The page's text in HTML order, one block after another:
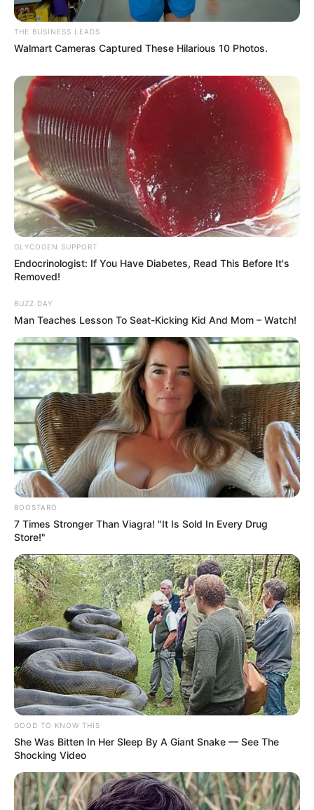
00:02 / 07 Avqust 2026 CƏMİYYƏT
7 avqustda bizi nələr gözləyir? —
ULDUZ FALI
103 0 0
23:56 / 06 Avqust 2026 HÜQUQ
Sevinc Hüseynova Səidə Bəkirqızına
uduzdu —Məhkəmə rədd etdi
51 0 0
23:54 / 06 Avqust 2026 CƏMİYYƏT
Sabah bu yerlərə leysan yağacaq -hava
PROQNOZU
206 0 0
THE BUSINESS LEADS
Walmart Cameras Captured These Hilarious 10 Photos.
GLYCOGEN SUPPORT
Endocrinologist: If You Have Diabetes, Read This Before It's
Removed!
BUZZ DAY
Man Teaches Lesson To Seat-Kicking Kid And Mom – Watch!
BOOSTARO
7 Times Stronger Than Viagra! "It Is Sold In Every Drug
Store!"
GOOD TO KNOW THIS
She Was Bitten In Her Sleep By A Giant Snake — See The
Shocking Video